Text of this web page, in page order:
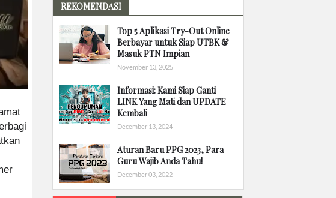
REKOMENDASI
Top 5 Aplikasi Try-Out Online
Berbayar untuk Siap UTBK &
Masuk PTN Impian
November 13, 2025
Informasi: Kami Siap Ganti
LINK Yang Mati dan UPDATE
Kembali
December 13, 2024
Aturan Baru PPG 2023, Para
Guru Wajib Anda Tahu!
December 03, 2022